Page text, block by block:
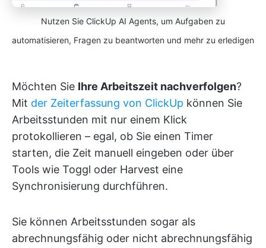
Nutzen Sie ClickUp AI Agents, um Aufgaben zu
automatisieren, Fragen zu beantworten und mehr zu erledigen
Möchten Sie Ihre Arbeitszeit nachverfolgen?
Mit der Zeiterfassung von ClickUp können Sie
Arbeitsstunden mit nur einem Klick
protokollieren – egal, ob Sie einen Timer
starten, die Zeit manuell eingeben oder über
Tools wie Toggl oder Harvest eine
Synchronisierung durchführen.
Sie können Arbeitsstunden sogar als
abrechnungsfähig oder nicht abrechnungsfähig